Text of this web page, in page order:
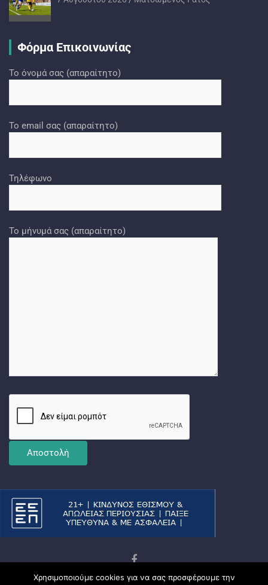
Φόρμα Επικοινωνίας
Το όνομά σας (απαραίτητο)
Το email σας (απαραίτητο)
Τηλέφωνο
Το μήνυμά σας (απαραίτητο)
Copyright © 2026Ματσωμένος Γάτος – Όλα για το
Χρησιμοποιούμε cookies για να σας προσφέρουμε την